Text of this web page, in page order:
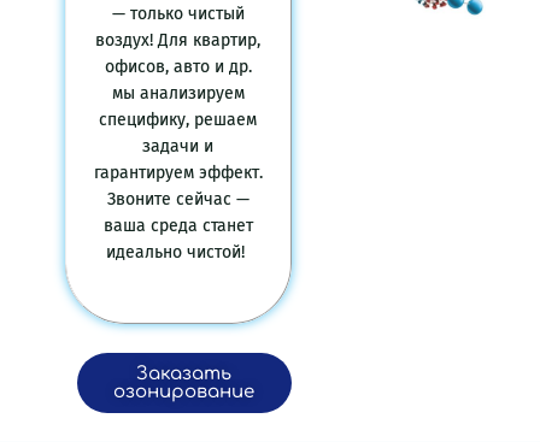
— только чистый
воздух! Для квартир,
офисов, авто и др.
мы анализируем
специфику, решаем
задачи и
гарантируем эффект.
Звоните сейчас —
ваша среда станет
идеально чистой!
Заказать
озонирование